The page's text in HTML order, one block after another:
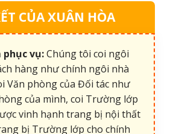
CỦA XUÂN HÒA
vụ:Chúng tôi coi ngôi
hàng như chính ngôi nhà
Văn phòng của Đối tác như
của mình, coi Trường lớp
vinh hạnh trang bị nội thất
bị Trường lớp cho chính